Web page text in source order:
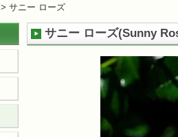
> サニー ローズ
サニー ローズ(Sunny